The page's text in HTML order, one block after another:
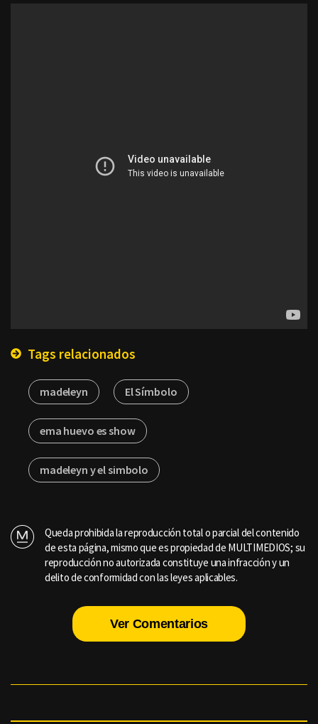
Tags relacionados
madeleyn El Símbolo
ema huevo es show
madeleyn y el simbolo
Queda prohibida la reproducción total o parcial del contenido
de esta página, mismo que es propiedad de MULTIMEDIOS; su
reproducción no autorizada constituye una infracción y un
delito de conformidad con las leyes aplicables.
Ver Comentarios